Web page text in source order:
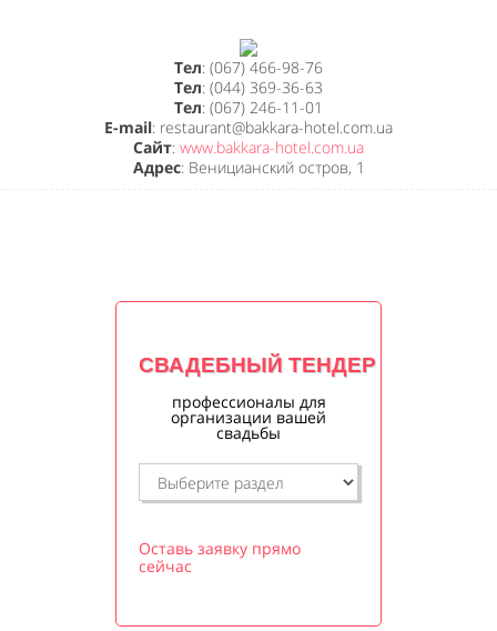
Тел: (067) 466-98-76
Тел: (044) 369-36-63
Тел: (067) 246-11-01
E-mail: restaurant@bakkara-hotel.com.ua
Сайт: www.bakkara-hotel.com.ua
Адрес: Веницианский остров, 1
СВАДЕБНЫЙ ТЕНДЕР
профессионалы для
организации вашей
свадьбы
Оставь заявку прямо
сейчас